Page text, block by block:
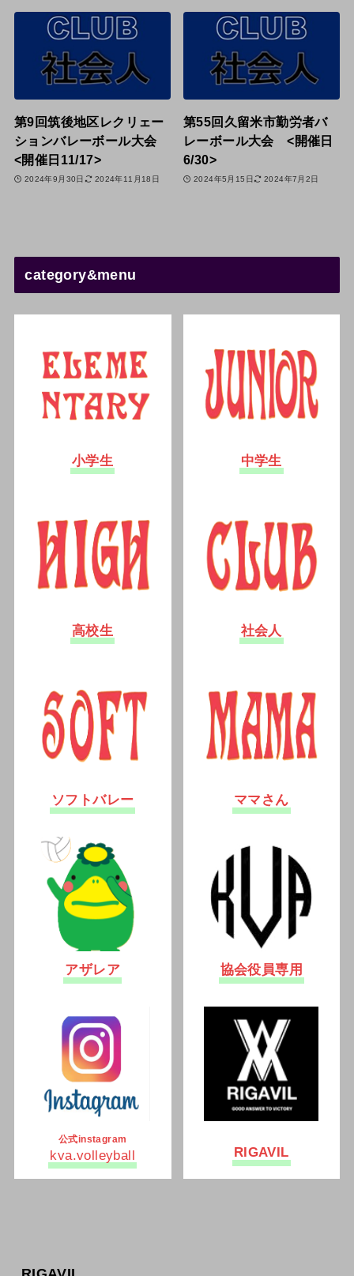
第9回筑後地区レクリェー
ションバレーボール大会
<開催日11/17>
2024年9月30日 2024年11月18日
第55回久留米市勤労者バ
レーボール大会 <開催日
6/30>
2024年5月15日 2024年7月2日
category&menu
小学生 中学生
高校生 社会人
ソフトバレー ママさん
アザレア 協会役員専用
公式instagram
kva.volleyball RIGAVIL